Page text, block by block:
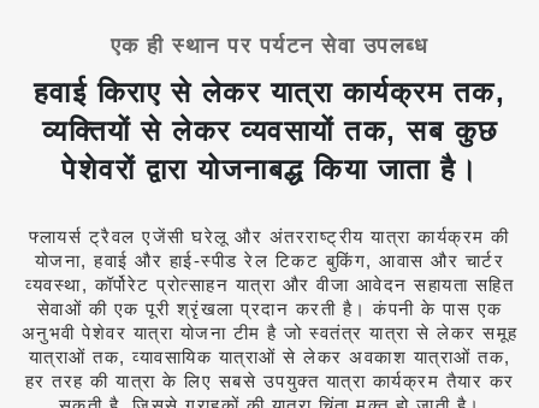
एक ही स्थान पर पर्यटन सेवा उपलब्ध
हवाई किराए से लेकर यात्रा कार्यक्रम तक,
व्यक्तियों से लेकर व्यवसायों तक, सब कुछ
पेशेवरों द्वारा योजनाबद्ध किया जाता है।
फ्लायर्स ट्रैवल एजेंसी घरेलू और अंतरराष्ट्रीय यात्रा कार्यक्रम की
योजना, हवाई और हाई-स्पीड रेल टिकट बुकिंग, आवास और चार्टर
व्यवस्था, कॉर्पोरेट प्रोत्साहन यात्रा और वीजा आवेदन सहायता सहित
सेवाओं की एक पूरी श्रृंखला प्रदान करती है।कंपनी के पास एक
अनुभवी पेशेवर यात्रा योजना टीम हैजो स्वतंत्र यात्रा से लेकर समूह
यात्राओं तक, व्यावसायिक यात्राओं से लेकर अवकाश यात्राओं तक,
हर तरह की यात्रा के लिए सबसे उपयुक्त यात्रा कार्यक्रम तैयार कर